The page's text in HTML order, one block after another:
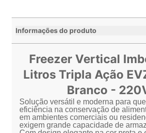
Informações do produto
Freezer Vertical
Litros Tripla Ação
Branco -
Solução versátil e moderna para
eficiência na conservação de
em ambientes comerciais ou
exigem grande capacidade de